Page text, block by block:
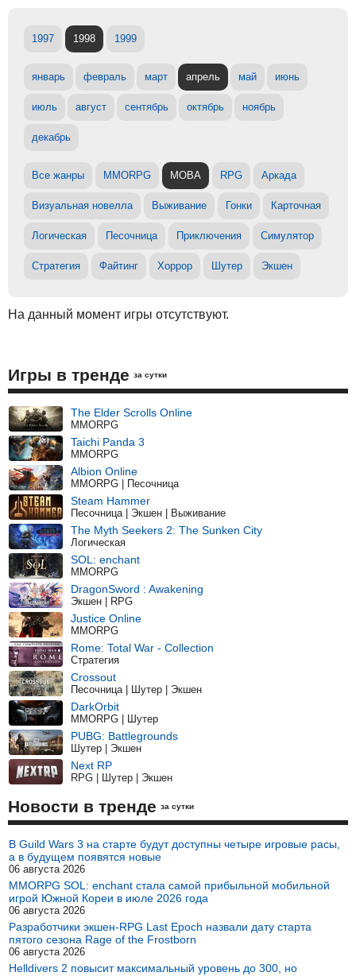
1997 1998 1999
январь февраль март апрель май июнь
июль август сентябрь октябрь ноябрь
декабрь
Все жанры MMORPG MOBA RPG Аркада
Визуальная новелла Выживание Гонки Карточная
Логическая Песочница Приключения Симулятор
Стратегия Файтинг Хоррор Шутер Экшен
На данный момент игры отсутствуют.
Игры в тренде за сутки
The Elder Scrolls Online
MMORPG
Taichi Panda 3
MMORPG
Albion Online
MMORPG | Песочница
Steam Hammer
Песочница | Экшен | Выживание
The Myth Seekers 2: The Sunken City
Логическая
SOL: enchant
MMORPG
DragonSword : Awakening
Экшен | RPG
Justice Online
MMORPG
Rome: Total War - Collection
Стратегия
Crossout
Песочница | Шутер | Экшен
DarkOrbit
MMORPG | Шутер
PUBG: Battlegrounds
Шутер | Экшен
Next RP
RPG | Шутер | Экшен
Новости в тренде за сутки
В Guild Wars 3 на старте будут доступны четыре игровые расы,
а в будущем появятся новые
06 августа 2026
MMORPG SOL: enchant стала самой прибыльной мобильной
игрой Южной Кореи в июле 2026 года
06 августа 2026
Разработчики экшен-RPG Last Epoch назвали дату старта
пятого сезона Rage of the Frostborn
06 августа 2026
Helldivers 2 повысит максимальный уровень до 300, но